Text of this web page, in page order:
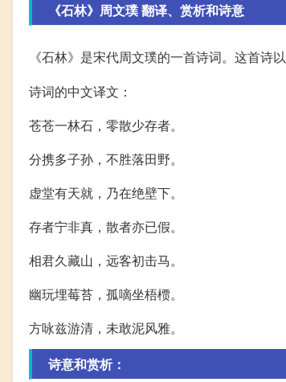
《石林》周文璞 翻译、赏析和诗意
《石林》是宋代周文璞的一首诗词。这首诗
诗词的中文译文：
苍苍一林石，零散少存者。
分携多子孙，不胜落田野。
虚堂有天就，乃在绝壁下。
存者宁非真，散者亦已假。
相君久藏山，远客初击马。
幽玩埋莓苔，孤嘀坐梧槚。
方咏兹游清，未敢泥风雅。
诗意和赏析：